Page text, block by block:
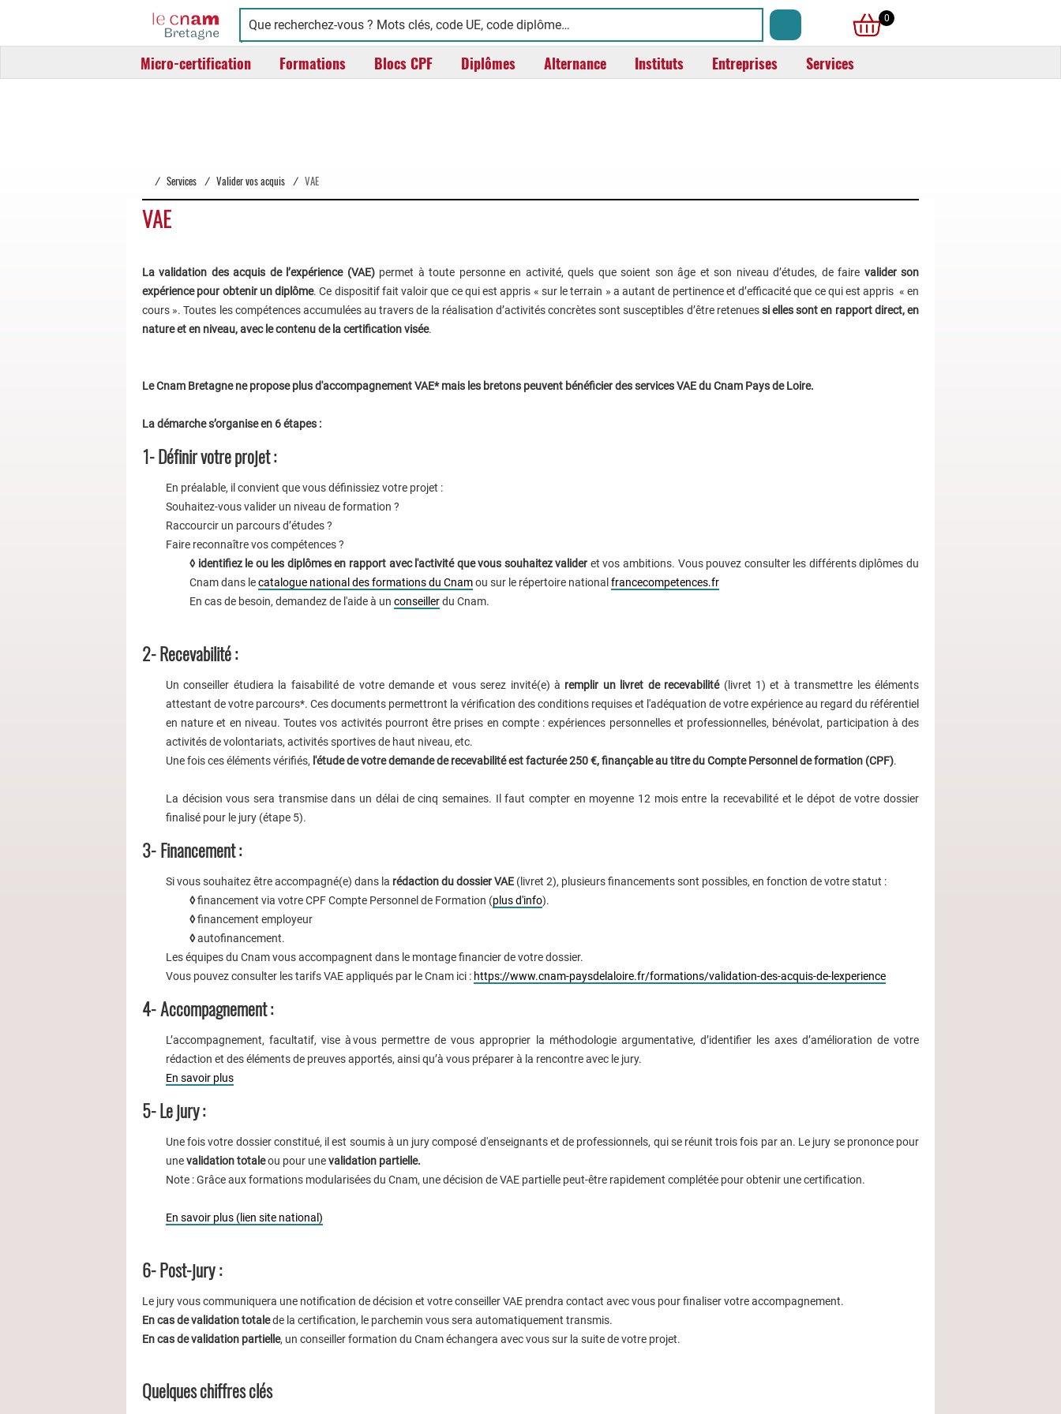
Cnam
Bretagne
Conservatoire
national
des
arts
0
Micro-certification Formations Blocs CPF Diplômes Alternance Instituts Entreprises Services
/ Services / Valider vos acquis / VAE
VAE
La validation des acquis de l’expérience (VAE)permet à toute personne en activité, quels que soient son âge et son niveau d’études, de faire valider son
expérience pour obtenir un diplôme. Ce dispositif fait valoir que ce qui est appris « sur le terrain » a autant de pertinence et d’efficacité que ce qui est appris « en
cours ». Toutes les compétences accumulées au travers de la réalisation d’activités concrètes sont susceptibles d’être retenuessi elles sont en rapport direct, en
nature et en niveau, avec le contenu de la certification visée.
Le Cnam Bretagne ne propose plus d'accompagnement VAE* mais les bretons peuvent bénéficier des services VAE du Cnam Pays de Loire.
La démarche s’organise en 6 étapes :
1- Définir votre projet :
En préalable, il convient que vous définissiez votre projet :
Souhaitez-vous valider un niveau de formation ?
Raccourcir un parcours d’études ?
Faire reconnaître vos compétences ?
◊ identifiez le ou les diplômes en rapport avec l'activité que vous souhaitez valider et vos ambitions. Vous pouvez consulter les différents diplômes du
Cnam dans lecatalogue national des formations du Cnamou sur le répertoire national francecompetences.fr
En cas de besoin, demandez de l'aide à un conseillerdu Cnam.
2- Recevabilité :
Un conseiller étudiera la faisabilité de votre demande et vous serez invité(e) à remplir un livret de recevabilité(livret 1) et à transmettre les éléments
attestant de votre parcours*. Ces documents permettront la vérification des conditions requises et l'adéquation de votre expérience au regard du référentiel
en nature et en niveau. Toutes vos activités pourront être prises en compte : expériences personnelles et professionnelles, bénévolat, participation à des
activités de volontariats, activités sportives de haut niveau, etc.
Une fois ces éléments vérifiés, l'étude de votre demande de recevabilité est facturée 250 €, finançable au titre du Compte Personnel de formation (CPF).
La décision vous sera transmise dans un délai de cinq semaines. Il faut compter en moyenne 12 mois entre la recevabilité et le dépot de votre dossier
finalisé pour le jury (étape 5).
3- Financement :
Si vous souhaitez être accompagné(e) dans la rédaction du dossier VAE (livret 2), plusieurs financements sont possibles, en fonction de votre statut :
◊financement via votre CPF Compte Personnel de Formation (plus d'info).
◊financement employeur
◊autofinancement.
Les équipes du Cnam vous accompagnent dans le montage financier de votre dossier.
Vous pouvez consulter les tarifs VAE appliqués par le Cnam ici : https://www.cnam-paysdelaloire.fr/formations/validation-des-acquis-de-lexperience
4- Accompagnement :
L’accompagnement, facultatif, vise à vous permettre de vous approprier la méthodologie argumentative, d’identifier les axes d’amélioration de votre
rédaction et des éléments de preuves apportés, ainsi qu’à vous préparer à la rencontre avec le jury.
En savoir plus
5- Le jury :
Une fois votre dossier constitué, il est soumis à un jury composé d'enseignants et de professionnels, qui se réunit trois fois par an. Le jury se prononce pour
unevalidation totaleou pour unevalidation partielle.
Note : Grâce aux formations modularisées du Cnam, une décision de VAE partielle peut-être rapidement complétée pour obtenir une certification.
En savoir plus (lien site national)
6- Post-jury :
Le jury vous communiquera une notification de décision et votre conseiller VAE prendra contact avec vous pour finaliser votre accompagnement.
En cas de validation totalede la certification, le parchemin vous sera automatiquement transmis.
En cas de validation partielle, un conseiller formation du Cnam échangera avec vous sur la suite de votre projet.
Quelques chiffres clés